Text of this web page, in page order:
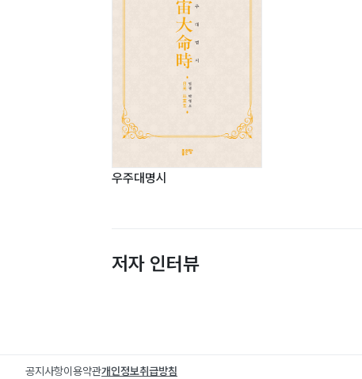
우주대명시
저자 인터뷰
공지사항이용약관개인정보취급방침